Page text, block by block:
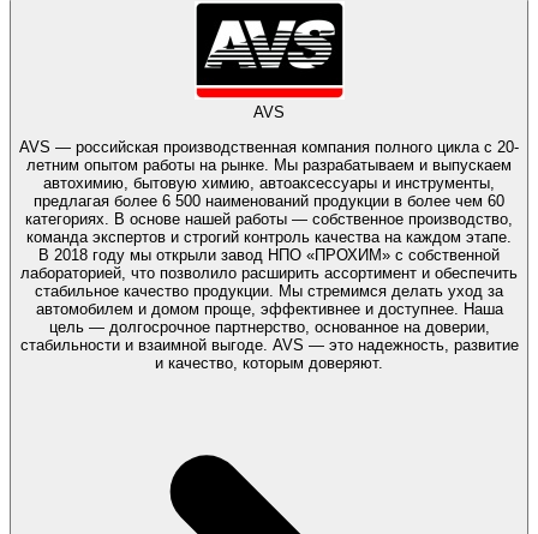
AVS
AVS — российская производственная компания полного цикла с 20-
летним опытом работы на рынке. Мы разрабатываем и выпускаем
автохимию, бытовую химию, автоаксессуары и инструменты,
предлагая более 6 500 наименований продукции в более чем 60
категориях. В основе нашей работы — собственное производство,
команда экспертов и строгий контроль качества на каждом этапе.
В 2018 году мы открыли завод НПО «ПРОХИМ» с собственной
лабораторией, что позволило расширить ассортимент и обеспечить
стабильное качество продукции. Мы стремимся делать уход за
автомобилем и домом проще, эффективнее и доступнее. Наша
цель — долгосрочное партнерство, основанное на доверии,
стабильности и взаимной выгоде. AVS — это надежность, развитие
и качество, которым доверяют.